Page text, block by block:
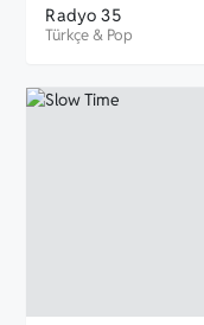
Radyo 35
Türkçe& Pop